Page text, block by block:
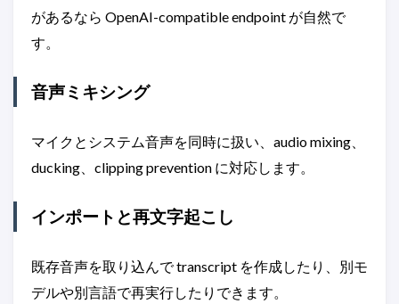
があるなら OpenAI-compatible endpoint が自然で
す。
音声ミキシング
マイクとシステム音声を同時に扱い、audio mixing、
ducking、clipping prevention に対応します。
インポートと再文字起こし
既存音声を取り込んで transcript を作成したり、別モ
デルや別言語で再実行したりできます。